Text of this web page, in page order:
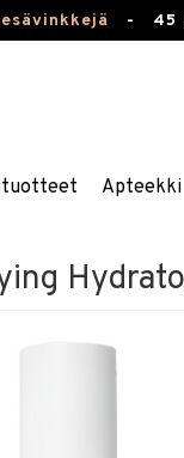
- 45
Apteekki